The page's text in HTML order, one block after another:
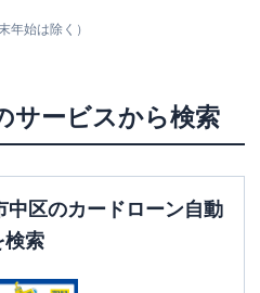
年始は除く）
サービスから検索
中区のカードローン自動
検索